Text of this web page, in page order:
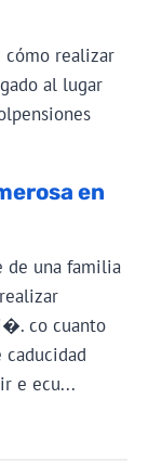
cómo realizar
al lugar
en
de una familia
co cuanto
e ecu...